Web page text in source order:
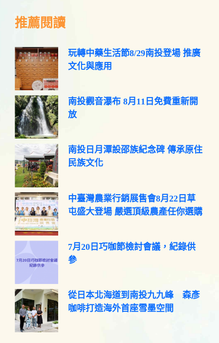
推薦閱讀
玩轉中藥生活節8/29南投登場 推廣
文化與應用
南投觀音瀑布 8月11日免費重新開
放
南投日月潭設邵族紀念碑 傳承原住
民族文化
中臺灣農業行銷展售會8月22日草
屯盛大登場 嚴選頂級農產任你選購
7月20日巧咖節檢討會議，紀錄供
參
從日本北海道到南投九九峰 森彥
咖啡打造海外首座雪墨空間